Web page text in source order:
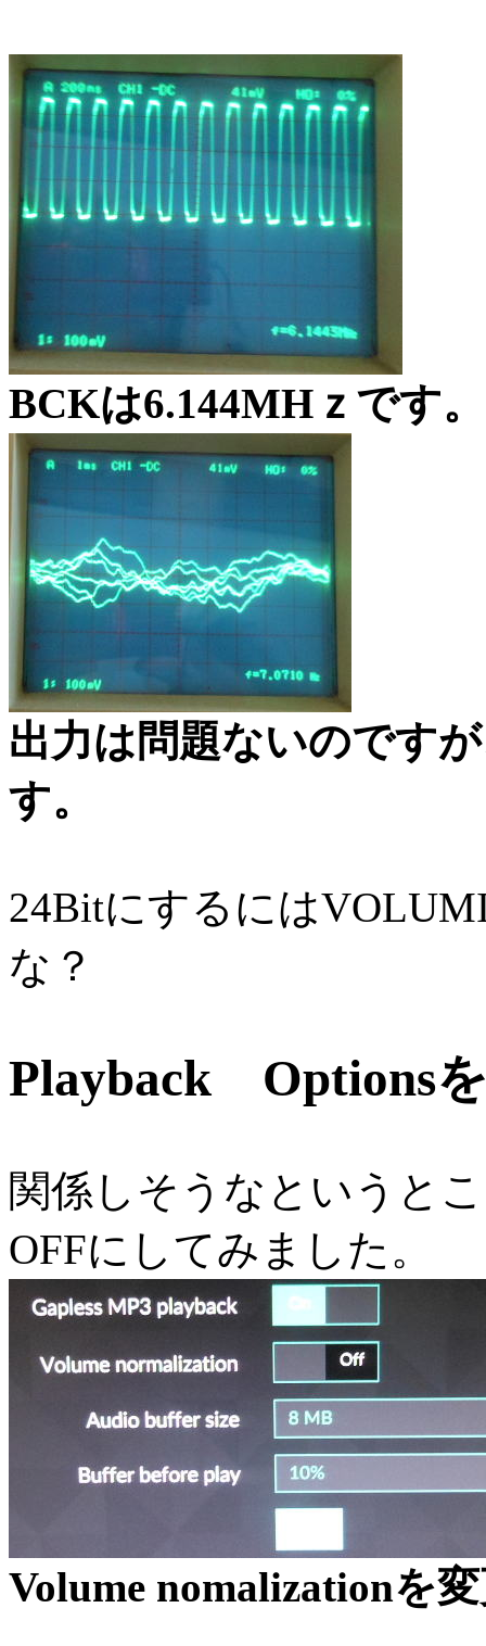
BCKは6.144MHｚです。
出力は問題ないのです
す。
24Bitにするには
な？
Playback Options
関係しそうなというと
OFFにしてみました。
Volume nomalizationを